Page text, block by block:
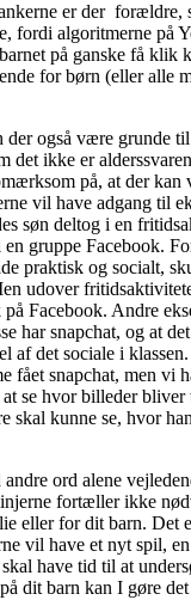
er der forældre,
fordi algoritmerne på
på ganske få klik
for børn (eller alle
der også være grunde
det ikke er
på, at der
vil have adgang til
søn deltog i en
gruppe Facebook.
praktisk og socialt,
udover
Facebook. Andre
har snapchat, og at
af det sociale i
fået snapchat, men vi
se hvor billeder bliver
skal kunne se, hvor
ord alene
fortæller ikke
eller for dit barn. Det
vil have et nyt spil,
have tid til at
dit barn kan I gøre det